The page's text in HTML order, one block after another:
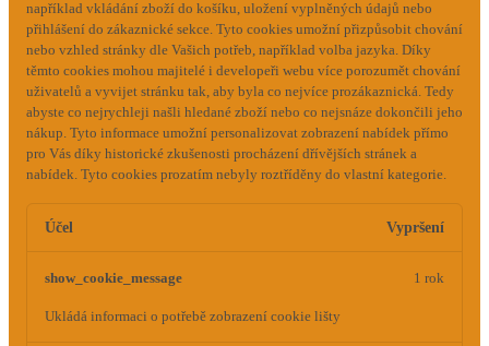
například vkládání zboží do košíku, uložení vyplněných údajů nebo
přihlášení do zákaznické sekce. Tyto cookies umožní přizpůsobit chování
nebo vzhled stránky dle Vašich potřeb, například volba jazyka. Díky
těmto cookies mohou majitelé i developeři webu více porozumět chování
uživatelů a vyvijet stránku tak, aby byla co nejvíce prozákaznická. Tedy
abyste co nejrychleji našli hledané zboží nebo co nejsnáze dokončili jeho
nákup. Tyto informace umožní personalizovat zobrazení nabídek přímo
pro Vás díky historické zkušenosti procházení dřívějších stránek a
nabídek. Tyto cookies prozatím nebyly roztříděny do vlastní kategorie.
Účel Vypršení
show_cookie_message
Ukládá informaci o potřebě zobrazení cookie lišty
1 rok